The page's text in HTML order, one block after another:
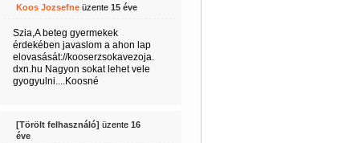
Koos Jozsefneüzente 15 éve
Szia,A beteg gyermekek
érdekében javaslom a ahon lap
elovasását://kooserzsokavezoja.
dxn.hu Nagyon sokat lehet vele
gyogyulni....Koosné
[Törölt felhasználó] üzente 16
éve